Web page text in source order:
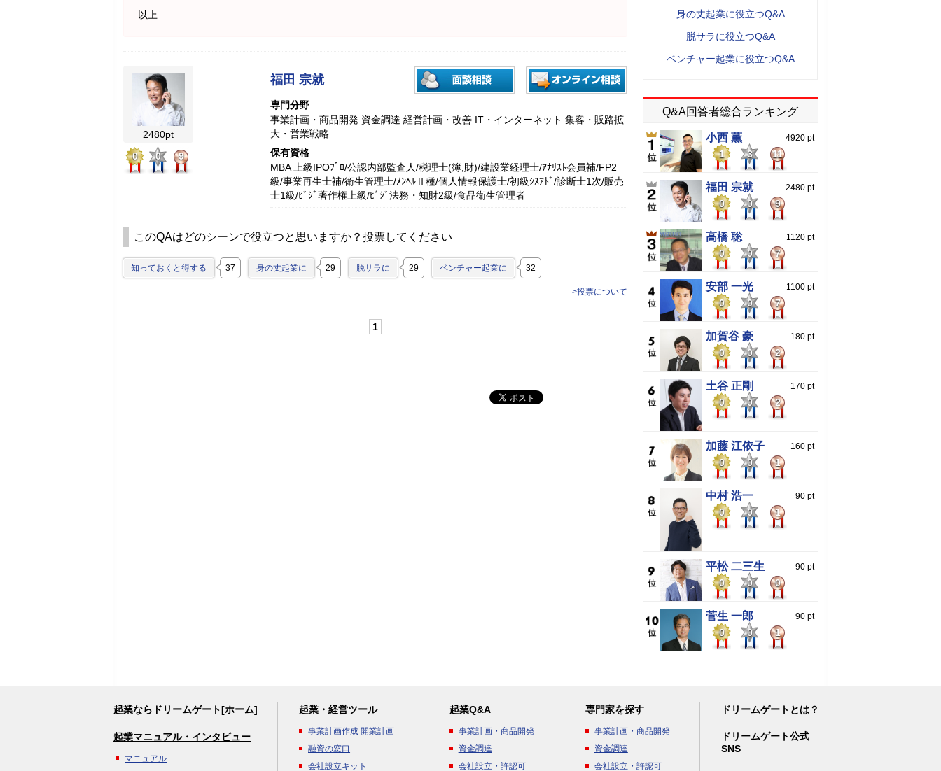
以上
2480pt
0
0 9
福田 宗就
専門分野
事業計画・商品開発 資金調達 経営計画・改善 IT・インターネット 集客・販路拡
大・営業戦略
保有資格
MBA 上級IPOﾌﾟﾛ/公認内部監査人/税理士(簿,財)/建設業経理士/ｱﾅﾘｽﾄ会員補/FP2
級/事業再生士補/衛生管理士/ﾒﾝﾍﾙⅡ種/個人情報保護士/初級ｼｽｱﾄﾞ/診断士1次/販売
士1級/ﾋﾞｼﾞ著作権上級/ﾋﾞｼﾞ法務・知財2級/食品衛生管理者
このQAはどのシーンで役立つと思いますか？投票してください
知っておくと得する 37 身の丈起業に 29 脱サラに 29 ベンチャー起業に 32
>投票について
1
身の丈起業に役立つQ&A
脱サラに役立つQ&A
ベンチャー起業に役立つQ&A
Q&A回答者総合ランキング
小西 薫 4920 pt
1 3 11
福田 宗就 2480 pt
0 0 9
高橋 聡 1120 pt
0 0 7
安部 一光 1100 pt
0 0 7
加賀谷 豪 180 pt
0 0 2
土谷 正剛 170 pt
0 0 2
加藤 江依子 160 pt
0 0 1
中村 浩一 90 pt
0 0 1
平松 二三生 90 pt
0 0 0
菅生 一郎 90 pt
0 0 1
起業ならドリームゲート[ホーム]
起業マニュアル・インタビュー
マニュアル
起業・経営ツール
事業計画作成 開業計画
融資の窓口
会社設立キット
起業Q&A
事業計画・商品開発
資金調達
会社設立・許認可
専門家を探す
事業計画・商品開発
資金調達
会社設立・許認可
ドリームゲートとは？
ドリームゲート公式
SNS